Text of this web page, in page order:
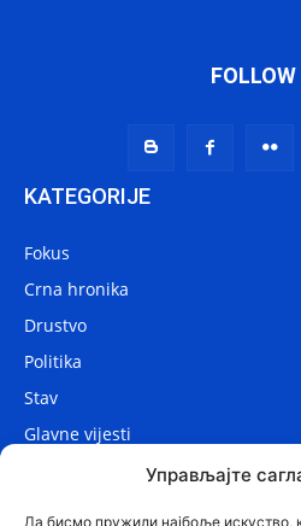
Управљајте
Да бисмо пружили најбоље искуство,
FOLLOW
KATEGORIJE
Fokus
Crna hronika
Drustvo
Politika
Stav
Glavne vijesti